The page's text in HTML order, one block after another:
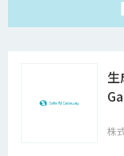
株